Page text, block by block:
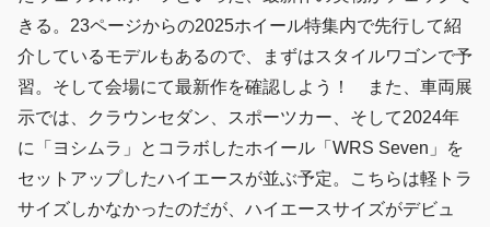
きる。23ページからの2025ホイール特集内で先行して紹
介しているモデルもあるので、まずはスタイルワゴンで予
習。そして会場にて最新作を確認しよう！ また、車両展
示では、クラウンセダン、スポーツカー、そして2024年
に「ヨシムラ」とコラボしたホイール「WRS Seven」を
セットアップしたハイエースが並ぶ予定。こちらは軽トラ
サイズしかなかったのだが、ハイエースサイズがデビュ